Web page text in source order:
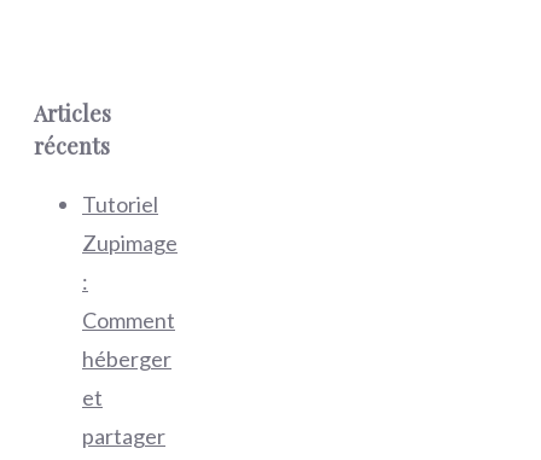
Articles
récents
Tutoriel
Zupimage
:
Comment
héberger
et
partager